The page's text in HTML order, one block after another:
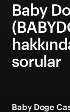
Baby
sorular
Baby Doge